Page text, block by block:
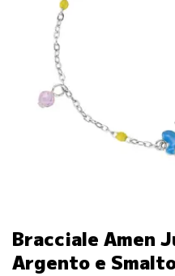
Bracciale Amen
Argento e